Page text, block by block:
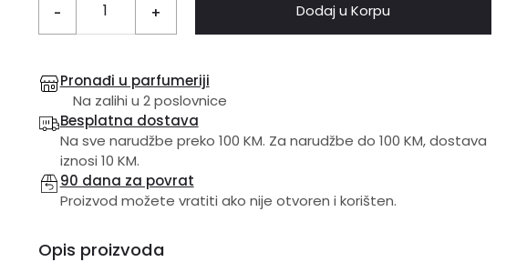
- + Dodaj u Korpu
Pronađi u parfumeriji
Na zalihi u 2 poslovnice
Besplatna dostava
Na sve narudžbe preko 100 KM. Za narudžbe do 100 KM, dostava
iznosi 10 KM.
90 dana za povrat
Proizvod možete vratiti ako nije otvoren i korišten.
Opis proizvoda